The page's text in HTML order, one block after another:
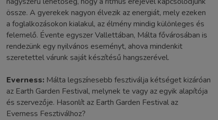
össze. A gyerekek nagyon élvezik az energiát, mely ezeken
a foglalkozásokon kialakul, az élmény mindig különleges és
felemelő. Évente egyszer Vallettában, Málta fővárosában is
rendezünk egy nyilvános eseményt, ahova mindenkit
szeretettel várunk saját készítésű hangszerével.
Everness: Málta legszínesebb fesztiválja kétséget kizáróan
az Earth Garden Festival, melynek te vagy az egyik alapítója
és szervezője. Hasonlít az Earth Garden Festival az
Everness Fesztiválhoz?